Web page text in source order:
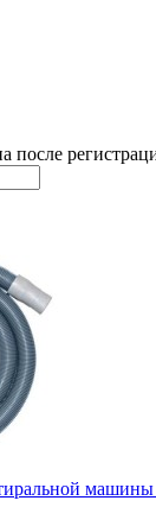
после